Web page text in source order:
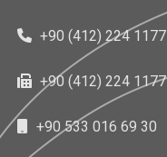
+90 (412) 224 1177
+90 (412) 224 1177
+90 533 016 69 30